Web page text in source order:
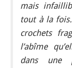
mais
tout à la
crochets
l’abîme
dans une